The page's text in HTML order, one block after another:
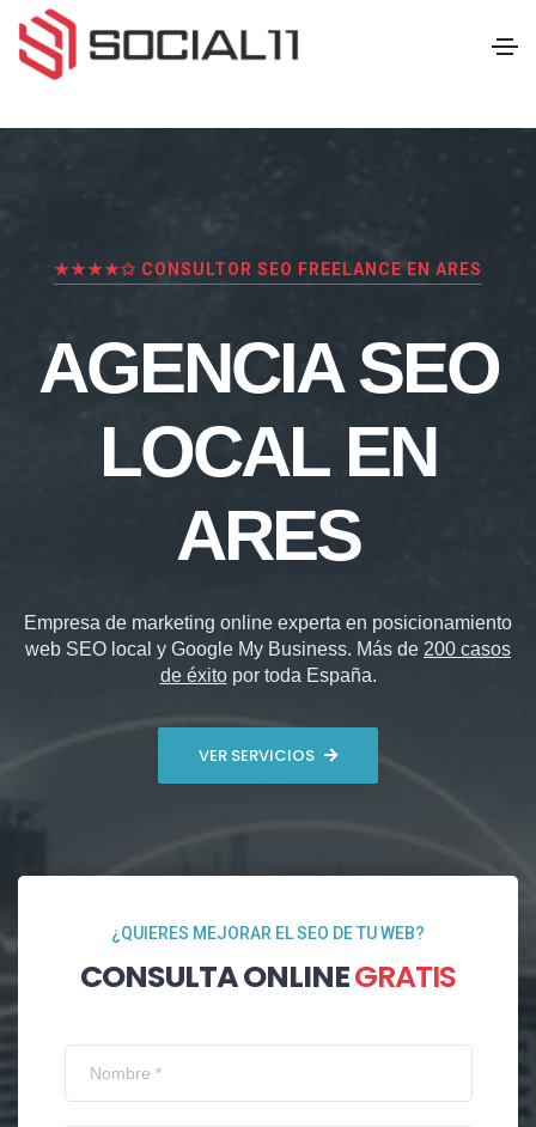
★★★★✩ CONSULTOR SEO FREELANCE EN ARES
AGENCIA SEO
LOCAL EN
ARES
Empresa de marketing online experta en posicionamiento
web SEO local y Google My Business. Más de 200 casos
de éxitopor toda España.
VER SERVICIOS
¿QUIERES MEJORAR EL SEO DE TU WEB?
CONSULTA ONLINEGRATIS